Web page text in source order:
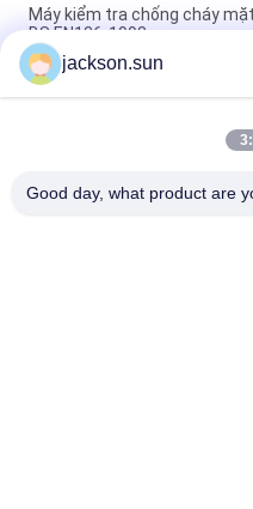
Máy kiểm tra chống cháy
BS EN136-1998
100 ~ 450 ℃ Bộ kiểm tra chỉ
Nhựa nhiệt dẻo ISO 1133
Máy thử pin thương hiệu
jackson.sun
Good day, what product are